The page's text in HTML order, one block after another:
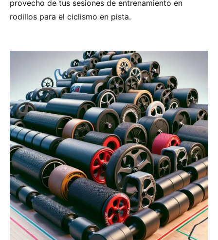
provecho de tus sesiones de entrenamiento en
rodillos para el ciclismo en pista.